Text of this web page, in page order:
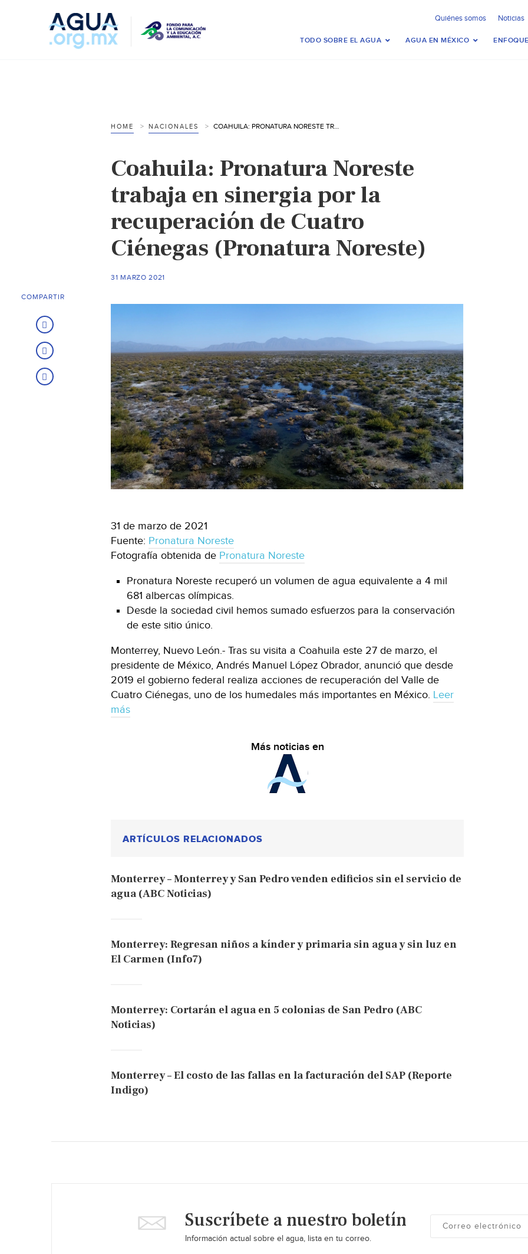
Quiénes somos Noticias
TODO SOBRE EL AGUA AGUA EN MÉXICO
HOME NACIONALES COAHUILA: PRONATURA NORESTE TRABAJA EN SINERGIA POR LA RECUPERACIÓN DE CUATRO CIÉNEGAS (PRONATURA NORESTE)
Coahuila: Pronatura Noreste
trabaja en sinergia por la
recuperación de Cuatro
Ciénegas (Pronatura Noreste)
31 MARZO 2021
31 de marzo de 2021
Fuente: Pronatura Noreste
Fotografía obtenida de Pronatura Noreste
Pronatura Noreste recuperó un volumen de agua equivalente a 4 mil
681 albercas olímpicas.
Desde la sociedad civil hemos sumado esfuerzos para la conservación
de este sitio único.
Monterrey, Nuevo León.- Tras su visita a Coahuila este 27 de marzo, el
presidente de México, Andrés Manuel López Obrador, anunció que desde
2019 el gobierno federal realiza acciones de recuperación del Valle de
Cuatro Ciénegas, uno de los humedales más importantes en México. Leer
más
Más noticias en
ARTÍCULOS RELACIONADOS
Monterrey – Monterrey y San Pedro venden edificios sin el servicio de
agua (ABC Noticias)
Monterrey: Regresan niños a kínder y primaria sin agua y sin luz en
El Carmen (Info7)
Monterrey: Cortarán el agua en 5 colonias de San Pedro (ABC
Noticias)
Monterrey – El costo de las fallas en la facturación del SAP (Reporte
Indigo)
COMPARTIR
Suscríbete a nuestro boletín
Información actual sobre el agua, lista en tu correo.